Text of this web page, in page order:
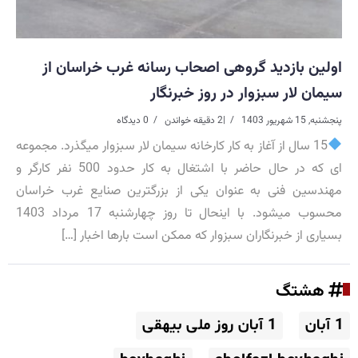
اولین بازدید گروهی اصحاب رسانه غرب خراسان از
سیمان لار سبزوار در روز خبرنگار
پنجشنبه, 15 شهریور 1403 |2 دقیقه خواندن 0 دیدگاه
15 سال از آغاز به کار کارخانه سیمان لار سبزوار میگذرد. مجموعه
ای که در حال حاضر با اشتغال به کار حدود 500 نفر کارگر و
مهندسین فنی به عنوان یکی از بزرگترین صنایع غرب خراسان
محسوب میشود. با اینحال تا روز چهارشنبه 17 مرداد 1403
بسیاری از خبرنگاران سبزوار که ممکن است بارها اخبار […]
هشتگ
1 آبان
1 آبان روز ملی بیهقی